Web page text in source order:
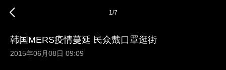
1/7
韩国MERS疫情蔓延 民众戴口罩逛街
2015年06月08日 09:09